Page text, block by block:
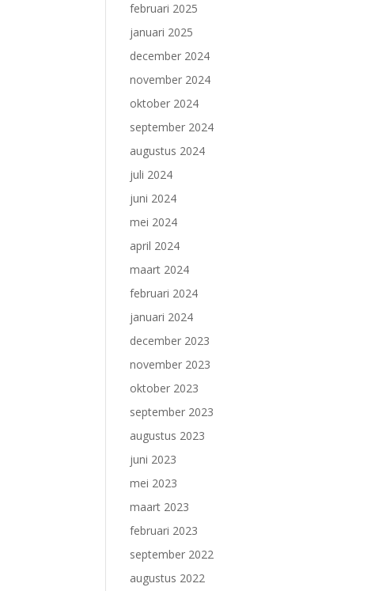
februari 2025
januari 2025
december 2024
november 2024
oktober 2024
september 2024
augustus 2024
juli 2024
juni 2024
mei 2024
april 2024
maart 2024
februari 2024
januari 2024
december 2023
november 2023
oktober 2023
september 2023
augustus 2023
juni 2023
mei 2023
maart 2023
februari 2023
september 2022
augustus 2022